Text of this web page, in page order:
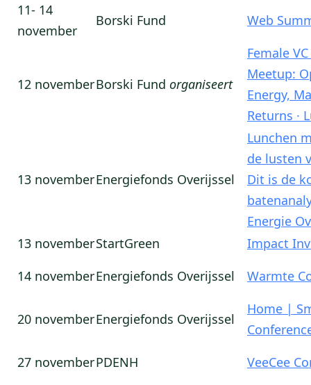
11- 14
november
Borski Fund Web
12 novemberBorski Fund organiseert
Female
Meetup:
Energy,
Returns ·
13 novemberEnergiefonds Overijssel
Lunchen
de lusten
Dit is de
Energie
13 novemberStartGreen
Impact
14 novemberEnergiefonds Overijssel Warmte
20 novemberEnergiefonds Overijssel
Home |
27 novemberPDENH VeeCee